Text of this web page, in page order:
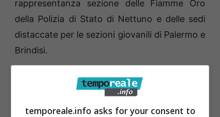
rappresentanza sezione delle Fiamme Oro
della Polizia di Stato di Nettuno e delle sedi
distaccate per le sezioni giovanili di Palermo e
Brindisi.
Il maestro Marchione, direttore dell’A.S.D. di
Scauri, con il supporto, organizzativo e
psicologico della figlia Sara, concretizzerà,
temporeale.info asks for your consent to